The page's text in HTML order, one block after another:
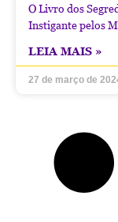
O Livro dos
Instigante pelos
LEIA MAIS »
27 de março de